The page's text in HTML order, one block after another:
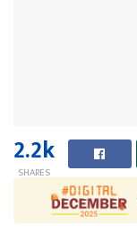
2.2k
SHARES